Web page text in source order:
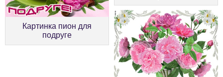
Картинка пион для
подруге